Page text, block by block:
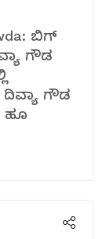
ಬಿಗ್‌
ಗೌಡ
ದಿವ್ಯಾ ಗೌಡ
ಹೂ